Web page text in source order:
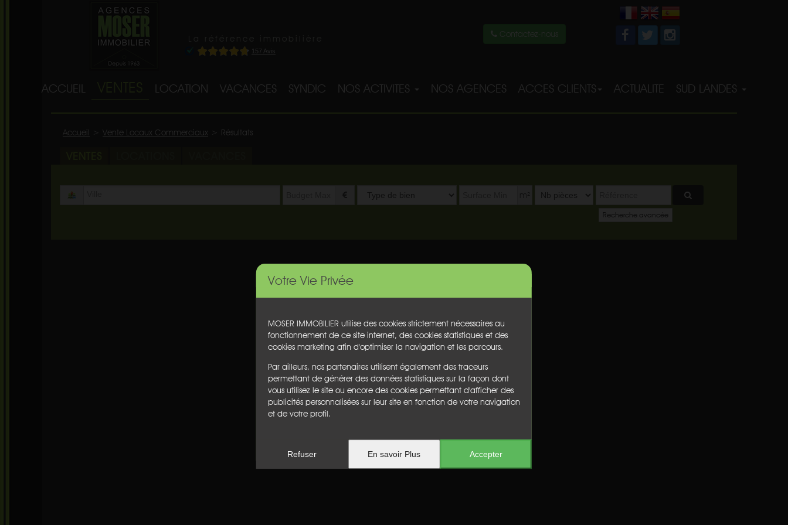
Votre Vie Privée
MOSER IMMOBILIER utilise des cookies strictement nécessaires au
fonctionnement de ce site internet, des cookies statistiques et des
cookies marketing afin d'optimiser la navigation et les parcours.
Par ailleurs, nos partenaires utilisent également des traceurs
permettant de générer des données statistiques sur la façon dont
vous utilisez le site ou encore des cookies permettant d'afficher des
publicités personnalisées sur leur site en fonction de votre navigation
et de votre profil.
Refuser En savoir Plus Accepter
Contactez-nous
ACCUEIL LOCATION VACANCES SYNDIC NOS ACTIVITES NOS AGENCES ACCES CLIENTS ACTUALITE SUD LANDES
Accueil Vente Locaux Commerciaux Résultats
Type
Recherche avancée
Aucun résultat